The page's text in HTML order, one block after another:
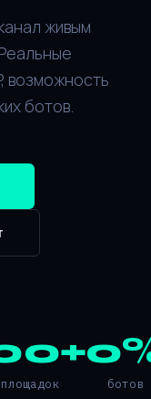
живым
возможность
ботов.
ботов